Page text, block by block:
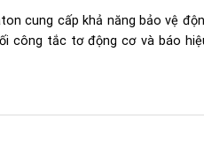
cung cấp khả năng bảo vệ
công tắc tơ động cơ và báo